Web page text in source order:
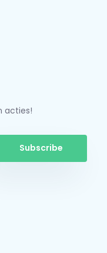
acties!
Subscribe